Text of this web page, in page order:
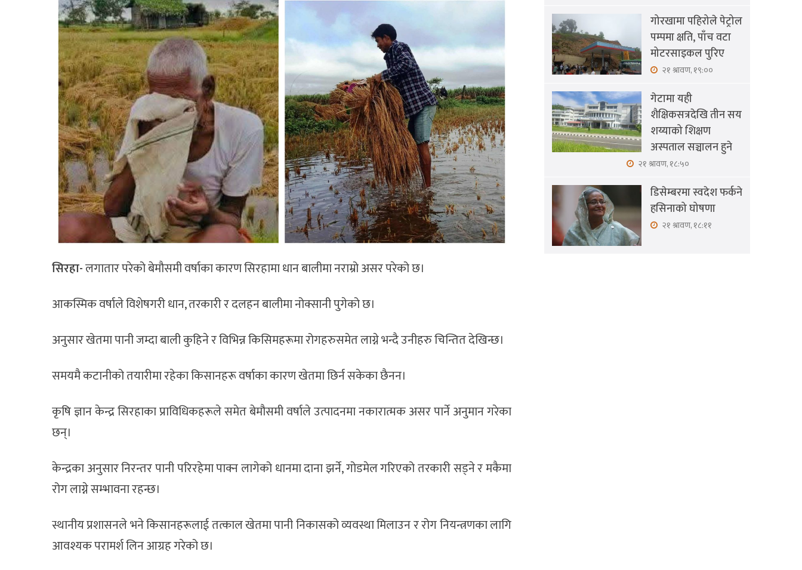
सिरहा-लगातार परेको बेमौसमी वर्षाका कारण सिरहामा धान बालीमा नराम्रो असर परेको छ।
आकस्मिक वर्षाले विशेषगरी धान, तरकारी र दलहन बालीमा नोक्सानी पुगेको छ।
अनुसार खेतमा पानी जम्दा बाली कुहिने र विभिन्न किसिमहरूमा रोगहरुसमेत लाग्ने भन्दै उनीहरु चिन्तित देखिन्छ।
समयमै कटानीको तयारीमा रहेका किसानहरू वर्षाका कारण खेतमा छिर्न सकेका छैनन।
कृषि ज्ञान केन्द्र सिरहाका प्राविधिकहरूले समेत बेमौसमी वर्षाले उत्पादनमा नकारात्मक असर पार्ने अनुमान गरेका
छन्।
केन्द्रका अनुसार निरन्तर पानी परिरहेमा पाक्न लागेको धानमा दाना झर्ने, गोडमेल गरिएको तरकारी सड्ने र मकैमा
रोग लाग्ने सम्भावना रहन्छ।
स्थानीय प्रशासनले भने किसानहरूलाई तत्काल खेतमा पानी निकासको व्यवस्था मिलाउन र रोग नियन्त्रणका लागि
आवश्यक परामर्श लिन आग्रह गरेको छ।
गोरखामा पहिरोले पेट्रोल
पम्पमा क्षति, पाँच वटा
मोटरसाइकल पुरिए
२१ श्रावण, १९:००
गेटामा यही
शैक्षिकसत्रदेखि तीन सय
शय्याको शिक्षण
अस्पताल सञ्चालन हुने
२१ श्रावण, १८:५०
डिसेम्बरमा स्वदेश फर्कने
हसिनाको घोषणा
२१ श्रावण, १८:११